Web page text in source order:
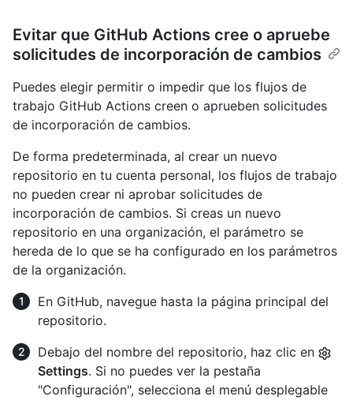
Evitar que GitHub Actions cree o apruebe
solicitudes de incorporación de cambios
Puedes elegir permitir o impedir que los flujos de
trabajo GitHub Actions creen o aprueben solicitudes
de incorporación de cambios.
De forma predeterminada, al crear un nuevo
repositorio en tu cuenta personal, los flujos de trabajo
no pueden crear ni aprobar solicitudes de
incorporación de cambios. Si creas un nuevo
repositorio en una organización, el parámetro se
hereda de lo que se ha configurado en los parámetros
de la organización.
En GitHub, navegue hasta la página principal del
repositorio.
Debajo del nombre del repositorio, haz clic en
Settings. Si no puedes ver la pestaña
"Configuración", selecciona el menú desplegable